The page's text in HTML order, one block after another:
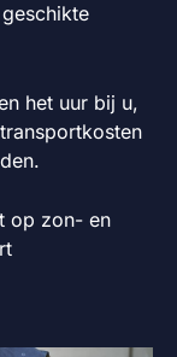
het uur bij u,
op zon- en